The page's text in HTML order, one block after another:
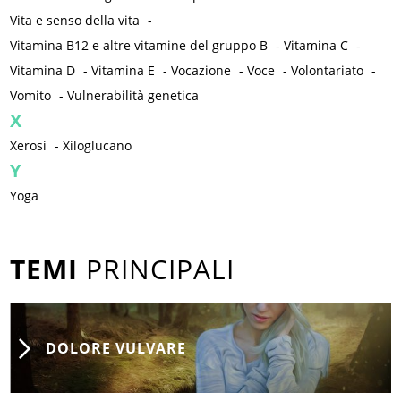
Vita e senso della vita -
Vitamina B12 e altre vitamine del gruppo B -Vitamina C -
Vitamina D -Vitamina E -Vocazione -Voce -Volontariato -
Vomito -Vulnerabilità genetica
X
Xerosi -Xiloglucano
Y
Yoga
TEMI PRINCIPALI
DOLORE VULVARE